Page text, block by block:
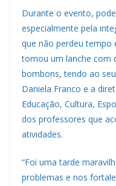
Durante o evento,
especialmente pela
que não perdeu tempo
tomou um lanche com
bombons, tendo ao
Daniela Franco e a
Educação, Cultura,
dos professores que
atividades.
“Foi uma tarde
problemas e nos